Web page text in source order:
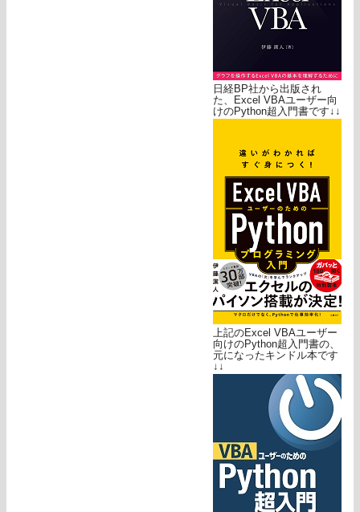
日経BP社から出版され
た、Excel VBAユーザー向
けのPython超入門書です↓↓
上記のExcel VBAユーザー
向けのPython超入門書の、
元になったキンドル本です
↓↓